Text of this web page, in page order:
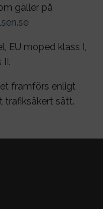
gäller på
EU moped klass I,
II.
framförs enligt
trafiksäkert sätt.